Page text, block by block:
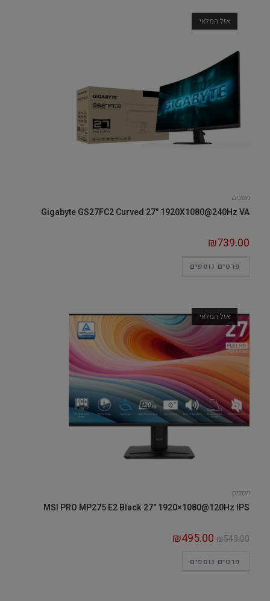
אזל המלאי
מסכים
Gigabyte GS27FC2 Curved 27" 1920X1080@240Hz VA
₪739.00
פרטים נוספים
אזל המלאי
מסכים
MSI PRO MP275 E2 Black 27" 1920×1080@120Hz IPS
₪549.00
₪495.00
פרטים נוספים